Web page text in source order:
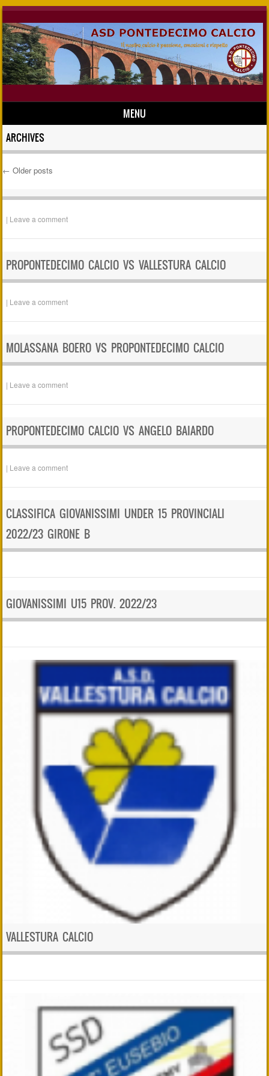
MENU
Skip to content
ARCHIVES
Post navigation
← Older posts
| Leave a comment
PROPONTEDECIMO CALCIO VS VALLESTURA CALCIO
| Leave a comment
MOLASSANA BOERO VS PROPONTEDECIMO CALCIO
| Leave a comment
PROPONTEDECIMO CALCIO VS ANGELO BAIARDO
| Leave a comment
CLASSIFICA GIOVANISSIMI UNDER 15 PROVINCIALI
2022/23 GIRONE B
GIOVANISSIMI U15 PROV. 2022/23
VALLESTURA CALCIO